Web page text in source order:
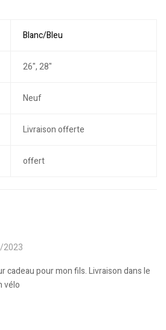
Blanc/Bleu
26", 28"
Neuf
Livraison offerte
offert
cadeau pour mon fils. Livraison dans le
vélo